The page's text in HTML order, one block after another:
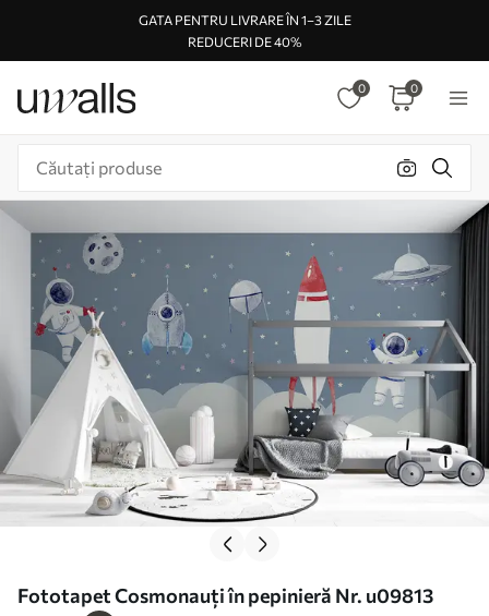
GATA PENTRU LIVRARE ÎN 1–3 ZILE
REDUCERI DE 40%
0 0
Fototapet Cosmonauți în pepinieră Nr. u09813